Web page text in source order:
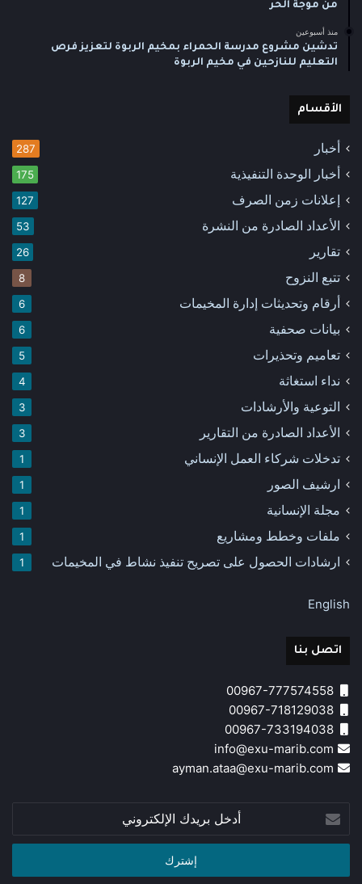
من موجة الحر
منذ أسبوعين
تدشين مشروع مدرسة الحمراء بمخيم الربوة لتعزيز فرص
التعليم للنازحين في مخيم الربوة
الأقسام
أخبار 287
أخبار الوحدة التنفيذية 175
إعلانات زمن الصرف 127
الأعداد الصادرة من النشرة 53
تقارير 26
تتبع النزوح 8
أرقام وتحديثات إدارة المخيمات 6
بيانات صحفية 6
تعاميم وتحذيرات 5
نداء استغاثة 4
التوعية والأرشادات 3
الأعداد الصادرة من التقارير 3
تدخلات شركاء العمل الإنساني 1
ارشيف الصور 1
مجلة الإنسانية 1
ملفات وخطط ومشاريع 1
ارشادات الحصول على تصريح تنفيذ نشاط في المخيمات 1
English
اتصل بنا
أدخل
بريدك
الإلكتروني